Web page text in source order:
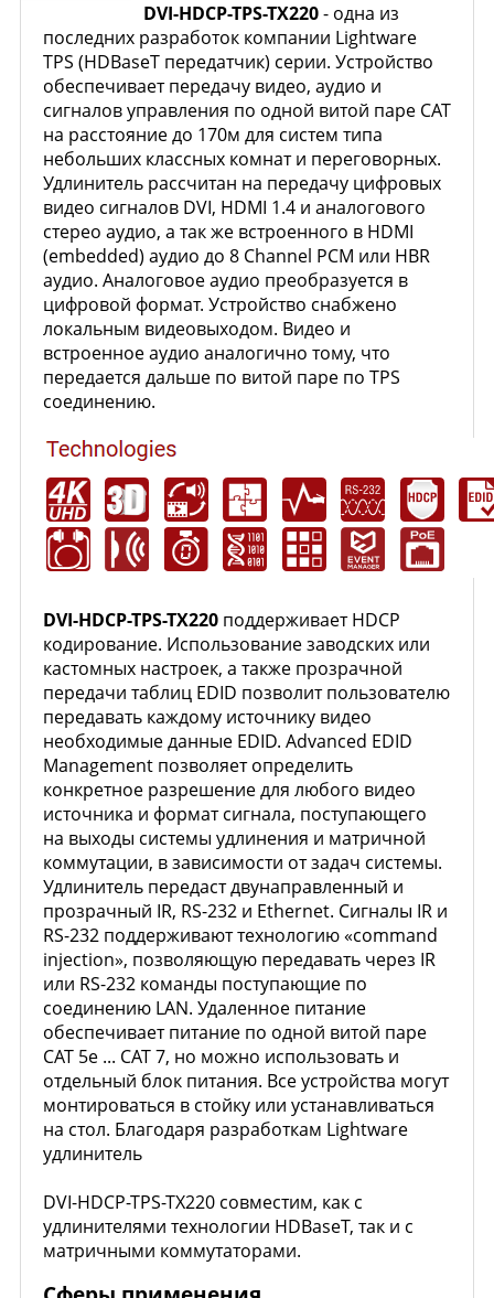
DVI-HDCP-TPS-TX220- одна из
последних разработок компании Lightware
TPS (HDBaseT передатчик) серии. Устройство
обеспечивает передачу видео, аудио и
сигналов управления по одной витой паре CAT
на расстояние до 170м для систем типа
небольших классных комнат и переговорных.
Удлинитель рассчитан на передачу цифровых
видео сигналов DVI, HDMI 1.4 и аналогового
стерео аудио, а так же встроенного в HDMI
(embedded) аудио до 8 Channel PCM или HBR
аудио. Аналоговое аудио преобразуется в
цифровой формат. Устройство снабжено
локальным видеовыходом. Видео и
встроенное аудио аналогично тому, что
передается дальше по витой паре по TPS
соединению.
DVI-HDCP-TPS-TX220 поддерживает HDCP
кодирование. Использование заводских или
кастомных настроек, а также прозрачной
передачи таблиц EDID позволит пользователю
передавать каждому источнику видео
необходимые данные EDID. Advanced EDID
Management позволяет определить
конкретное разрешение для любого видео
источника и формат сигнала, поступающего
на выходы системы удлинения и матричной
коммутации, в зависимости от задач системы.
Удлинитель передаст двунаправленный и
прозрачный IR, RS-232 и Ethernet. Сигналы IR и
RS-232 поддерживают технологию «command
injection», позволяющую передавать через IR
или RS-232 команды поступающие по
соединению LAN. Удаленное питание
обеспечивает питание по одной витой паре
CAT 5e ... CAT 7, но можно использовать и
отдельный блок питания. Все устройства могут
монтироваться в стойку или устанавливаться
на стол. Благодаря разработкам Lightware
удлинитель
DVI-HDCP-TPS-TX220 совместим, как с
удлинителями технологии HDBaseT, так и с
матричными коммутаторами.